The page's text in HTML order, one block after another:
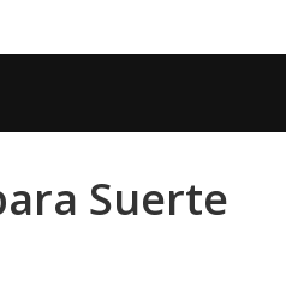
Suerte